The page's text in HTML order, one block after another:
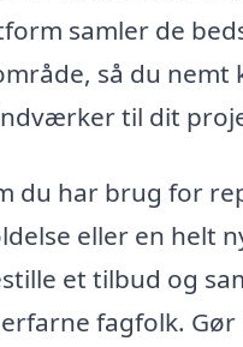
samler de
så du nemt
til dit
du har brug for
eller en helt
et tilbud og
fagfolk.